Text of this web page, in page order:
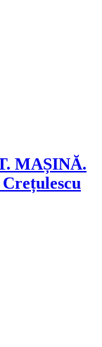
MAȘINĂ.